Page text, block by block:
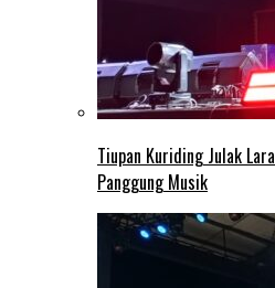
Tiupan Kuriding Julak
Panggung Musik